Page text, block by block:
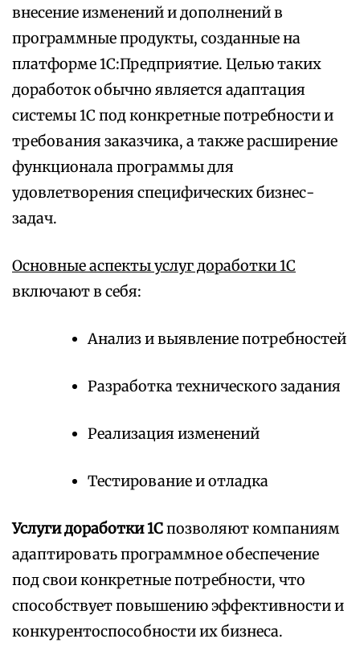
внесение изменений и дополнений в
программные продукты, созданные на
платформе 1С:Предприятие. Целью таких
доработок обычно является адаптация
системы 1С под конкретные потребности и
требования заказчика, а также расширение
функционала программы для
удовлетворения специфических бизнес-
задач.
Основные аспекты услуг доработки 1С
включают в себя:
Анализ и выявление потребностей
Разработка технического задания
Реализация изменений
Тестирование и отладка
Услуги доработки 1Спозволяют компаниям
адаптировать программное обеспечение
под свои конкретные потребности, что
способствует повышению эффективности и
конкурентоспособности их бизнеса.